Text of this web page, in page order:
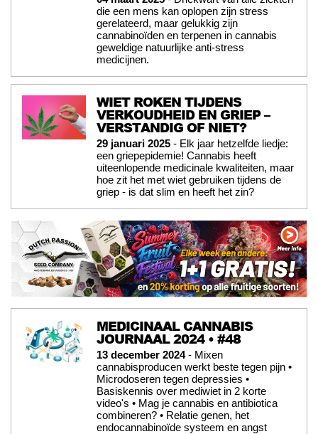
die een mens kan oplopen zijn stress
gerelateerd, maar gelukkig zijn
cannabinoïden en terpenen in cannabis
geweldige natuurlijke anti-stress
medicijnen.
WIET ROKEN TIJDENS
VERKOUDHEID EN GRIEP –
VERSTANDIG OF NIET?
29 januari 2025 - Elk jaar hetzelfde liedje:
een griepepidemie! Cannabis heeft
uiteenlopende medicinale kwaliteiten, maar
hoe zit het met wiet gebruiken tijdens de
griep - is dat slim en heeft het zin?
MEDICINAAL CANNABIS
JOURNAAL 2024 • #48
13 december 2024- Mixen
cannabisproducen werkt beste tegen pijn •
Microdoseren tegen depressies •
Basiskennis over mediwiet in 2 korte
video's • Mag je cannabis en antibiotica
combineren? • Relatie genen, het
endocannabinoïde systeem en angst